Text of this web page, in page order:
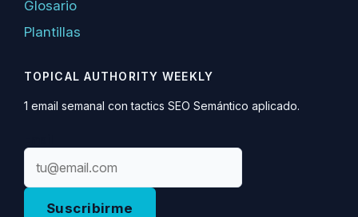
Glosario
Plantillas
TOPICAL AUTHORITY WEEKLY
1 email semanal con tactics SEO Semántico aplicado.
Suscribirme